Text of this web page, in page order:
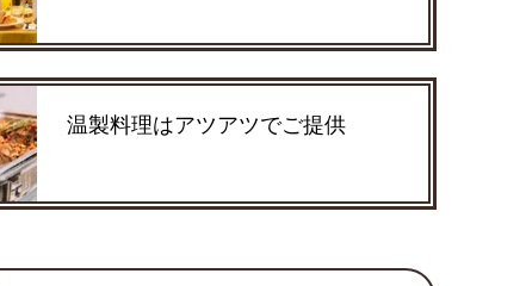
温製料理はアツアツでご提供